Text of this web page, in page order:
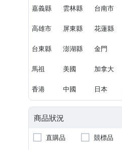
嘉義縣 雲林縣 台南市
高雄市 屏東縣 花蓮縣
台東縣 澎湖縣 金門
馬祖 美國 加拿大
香港 中國 日本
商品狀況
直購品
競標品